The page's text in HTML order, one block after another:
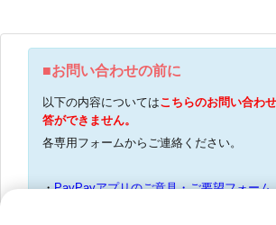
■お問い合わせの前に
以下の内容についてはこちらのお問い合わ
答ができません。
各専用フォームからご連絡ください。
・PayPayアプリのご意見・ご要望フォーム